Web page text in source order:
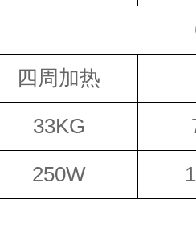
四周加热
33KG
250W